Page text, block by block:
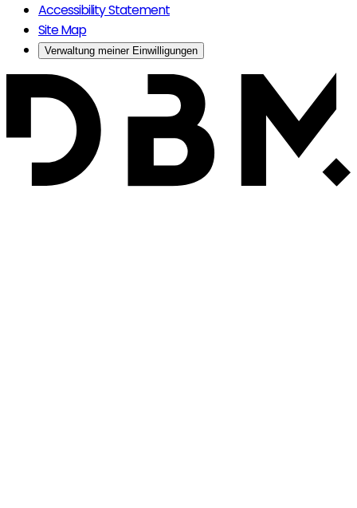
Accessibility Statement
Site Map
Verwaltung meiner Einwilligungen